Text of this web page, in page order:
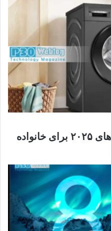
بهترین ماشین لباسشویی های ۲۰۲۵ برای خانواده